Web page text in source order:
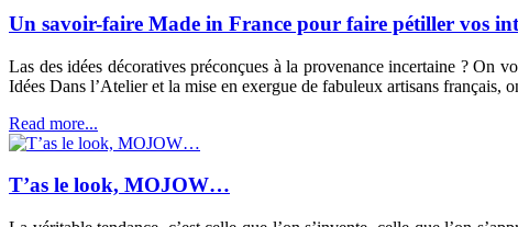
Un savoir-faire Made in France pour faire pétiller vos
Las des idées décoratives préconçues à la provenance incertaine ? On
Idées Dans l’Atelier et la mise en exergue de fabuleux artisans français,
Read more...
T’as le look, MOJOW…